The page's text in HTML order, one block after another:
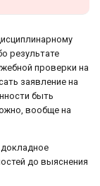
результате
проверки на
заявление на
быть
вообще на
до выяснения